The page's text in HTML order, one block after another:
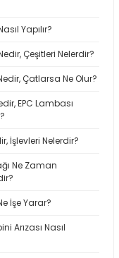
Yapılır?
Çeşitleri Nelerdir?
Çatlarsa Ne Olur?
EPC Lambası
İşlevleri Nelerdir?
Ne Zaman
İşe Yarar?
Arızası Nasıl